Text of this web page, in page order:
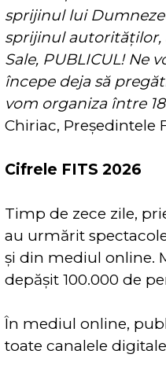
sprijinul lui
sprijinul autorităților,
Sale, PUBLICUL! Ne
începe deja să
vom organiza între
Chiriac, Președintele
Cifrele FITS 2026
Timp de zece zile,
au urmărit
şi din mediul online.
depăşit 100.000 de
În mediul online,
toate canalele